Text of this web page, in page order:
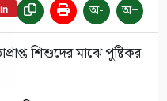
অ- অ+